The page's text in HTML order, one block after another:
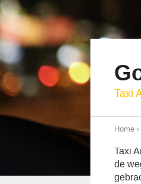
Taxi
Home ›
Taxi
de